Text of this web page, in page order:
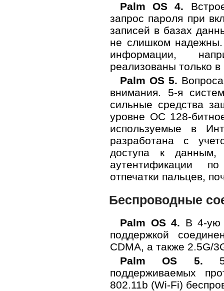
Palm OS 4.
запрос пароля при
записей в базах
не слишком
информации,
реализованы только
Palm OS 5.
внимания. 5-я
сильные средства
уровне ОС 128-
используемые в
разработана с
доступа к
аутентификации
отпечатки пальцев,
Беспроводные
Palm OS 4. В 4-ую
поддержкой
CDMA, а также 2.5G/
Palm OS 5. 5-
поддерживаемых
802.11b (Wi-Fi)